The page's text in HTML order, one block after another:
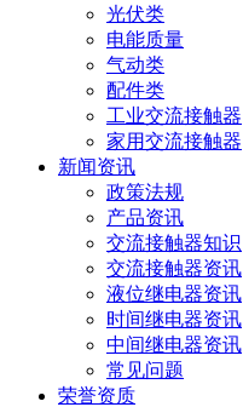
光伏类
电能质量
气动类
配件类
工业交流接触器
家用交流接触器
新闻资讯
政策法规
产品资讯
交流接触器知识
交流接触器资讯
液位继电器资讯
时间继电器资讯
中间继电器资讯
常见问题
荣誉资质